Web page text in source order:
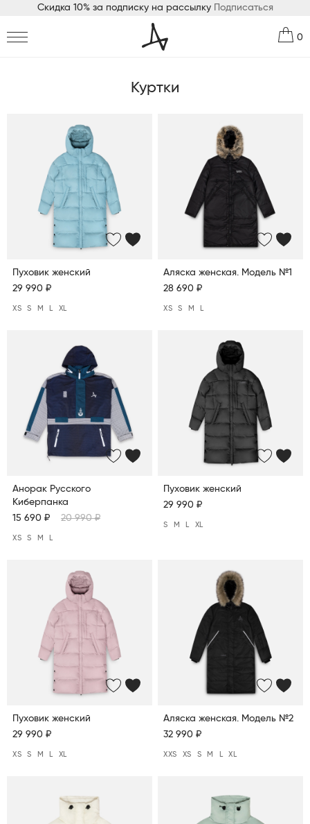
Скидка 10% за подписку на рассылку Подписаться
0
Куртки
Пуховик женский
29 990 ₽
XS S M XL
Аляска женская. Модель №1
28 690 ₽
XS S M
Анорак Русского
Киберпанка
15 690 ₽
20 990 ₽
XS S M
Пуховик женский
29 990 ₽
S M XL
Пуховик женский
29 990 ₽
XS S M XL
Аляска женская. Модель №2
32 990 ₽
XXS XS S M XL